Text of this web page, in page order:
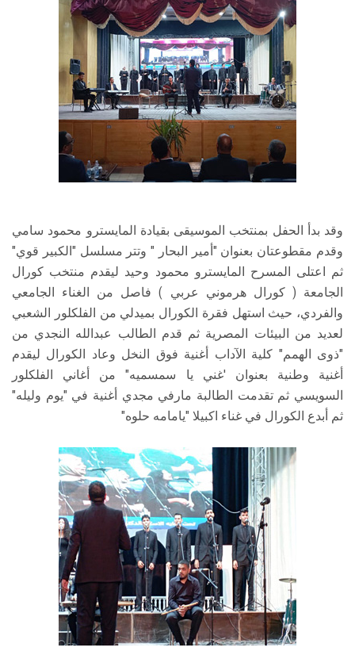
وقد بدأ الحفل بمنتخب الموسيقى بقيادة المايسترو محمود سامي
وقدم مقطوعتان بعنوان "أمير البحار " وتتر مسلسل "الكبير قوي"
ثم اعتلى المسرح المايسترو محمود وحيد ليقدم منتخب كورال
الجامعة ( كورال هرموني عربي ) فاصل من الغناء الجامعي
والفردي، حيث استهل فقرة الكورال بميدلي من الفلكلور الشعبي
لعديد من البيئات المصرية ثم قدم الطالب عبدالله النجدي من
"ذوى الهمم" كلية الآداب أغنية فوق النخل وعاد الكورال ليقدم
أغنية وطنية بعنوان 'غني يا سمسميه" من أغاني الفلكلور
السويسي ثم تقدمت الطالبة مارفي مجدي أغنية في "يوم وليله"
ثم أبدع الكورال في غناء اكبيلا "يامامه حلوه"